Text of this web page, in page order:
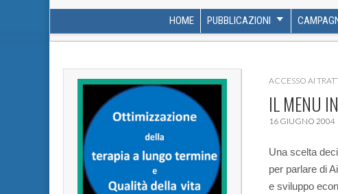
MAIN MENU
HOME PUBBLICAZIONI
SUB MENU
ACCESSO AI
IL MENU
16 GIUGNO 2004
Una scelta
per parlare di
e sviluppo